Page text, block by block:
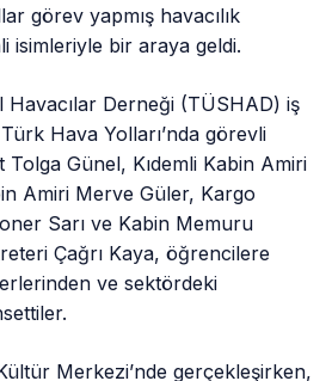
görev yapmış havacılık
isimleriyle bir araya geldi.
Havacılar Derneği (TÜSHAD) iş
Hava Yolları’nda görevli
Günel, Kıdemli Kabin Amiri
Amiri Merve Güler, Kargo
Sarı ve Kabin Memuru
Çağrı Kaya, öğrencilere
ve sektördeki
Merkezi’nde gerçekleşirken,